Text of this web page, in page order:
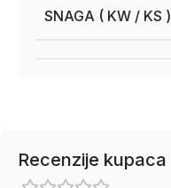
SNAGA ( KW / KS )
Recenzije kupaca